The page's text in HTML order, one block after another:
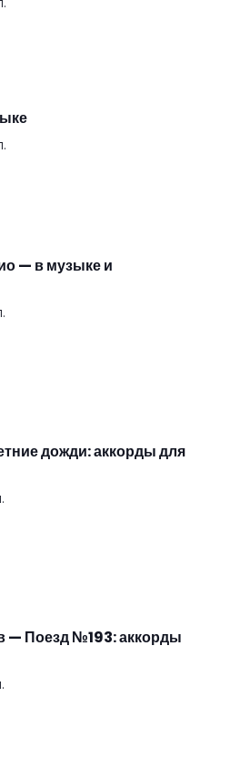
— в музыке и
дожди: аккорды для
— Поезд №193: аккорды